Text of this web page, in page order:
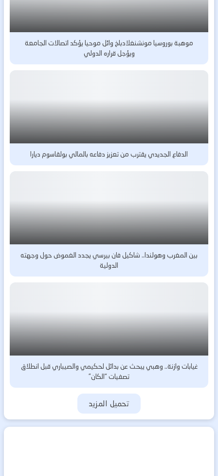
موهبة بوروسيا مونشنغلادباخ وائل موحيا يؤكد اتصالات الجامعة
ويؤجل قراره الدولي
الدفاع الجديدي يقترب من تعزيز دفاعه بالمالي بولقاسوم ديارا
بين المغرب وهولندا.. شاكيل فان بيرسي يجدد الغموض حول وجهته
الدولية
غيابات وازنة.. وهبي يبحث عن بدائل لحكيمي والصيباري قبل انطلاق
تصفيات “الكان”
تحميل المزيد